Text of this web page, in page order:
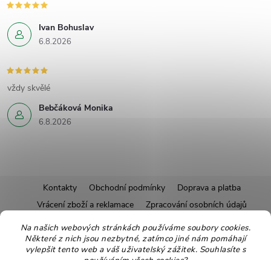
Na našich webových stránkách používáme soubory cookies.
Některé z nich jsou nezbytné, zatímco jiné nám pomáhají
vylepšit tento web a váš uživatelský zážitek. Souhlasíte s
Ivan Bohuslav
6.8.2026
Bebčáková Monika
6.8.2026
vždy skvělé
á
Kontakty Obchodní podmínky
Doprava a platba
Vrácení zboží a reklamace
Zpracování osobních údajů
Pravidla soutěží
Affiliate program
Recepty
Pro nové dodavatele
Ekologické balení Moje objednávka